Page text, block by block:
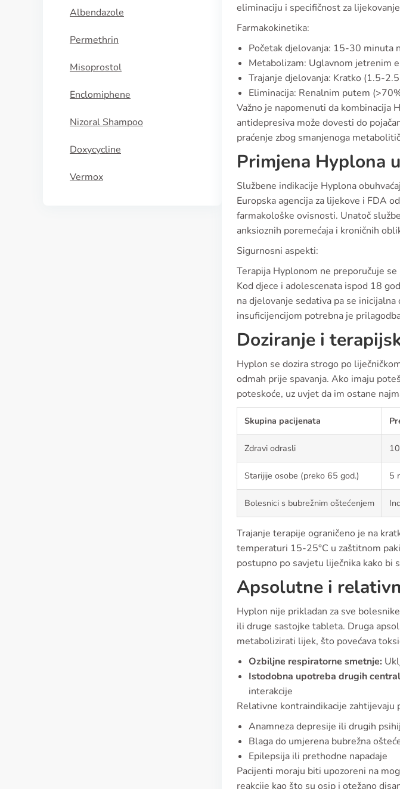
Albendazole
Permethrin
Misoprostol
Enclomiphene
Nizoral Shampoo
Doxycycline
Vermox
eliminaciju i specifičnost za
Farmakokinetika:
Početak djelovanja: 15-30 minuta
Metabolizam: Uglavnom jetrenim
Trajanje djelovanja: Kratko (1.5-
Eliminacija: Renalnim putem
Važno je napomenuti da kombinacija
antidepresiva može dovesti do
praćenje zbog smanjenoga
Primjena Hyplona
Službene indikacije Hyplona
Europska agencija za lijekove i FDA
farmakološke ovisnosti. Unatoč
anksioznih poremećaja i kroničnih
Sigurnosni aspekti:
Terapija Hyplonom ne preporučuje
Kod djece i adolescenata ispod 18
na djelovanje sedativa pa se
insuficijencijom potrebna je
Doziranje i
Hyplon se dozira strogo po
odmah prije spavanja. Ako imaju
poteskoće, uz uvjet da im ostane
Skupina pacijenata
Zdravi odrasli
Starijije osobe (preko 65 god.) 5
Bolesnici s bubrežnim oštećenjem
Trajanje terapije ograničeno je na
temperaturi 15-25°C u zaštitnom
postupno po savjetu liječnika kako bi
Apsolutne i
Hyplon nije prikladan za sve
ili druge sastojke tableta. Druga
metabolizirati lijek, što povećava
Ozbiljne respiratorne smetnje:
Istodobna upotreba drugih
interakcije
Relativne kontraindikacije zahtijevaju
Anamneza depresije ili drugih
Blaga do umjerena bubrežna
Epilepsija ili prethodne napadaje
Pacijenti moraju biti upozoreni na
reakcije kao što su osip i otežano